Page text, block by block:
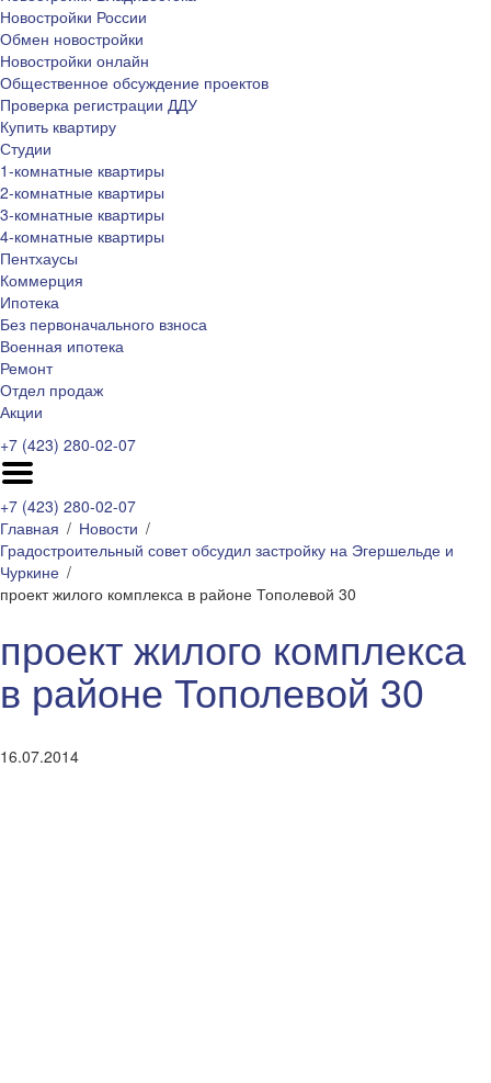
Новостройки России
Обмен новостройки
Новостройки онлайн
Общественное обсуждение проектов
Проверка регистрации ДДУ
Купить квартиру
Студии
1-комнатные квартиры
2-комнатные квартиры
3-комнатные квартиры
4-комнатные квартиры
Пентхаусы
Коммерция
Ипотека
Без первоначального взноса
Военная ипотека
Ремонт
Отдел продаж
Акции
+7 (423) 280-02-07
+7 (423) 280-02-07
Главная
Новости
Градостроительный совет обсудил застройку на Эгершельде и
Чуркине
проект жилого комплекса в районе Тополевой 30
проект жилого комплекса
в районе Тополевой 30
16.07.2014